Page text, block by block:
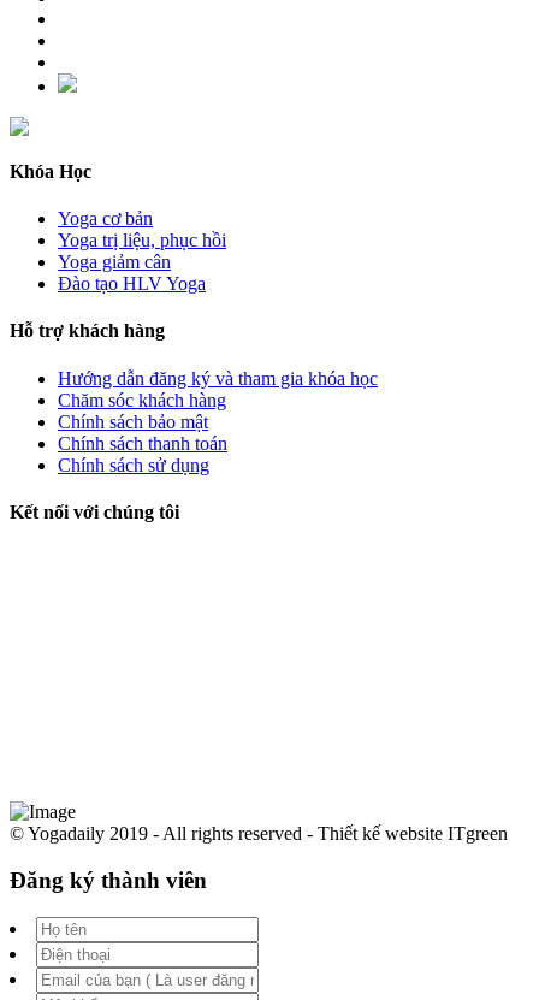
Khóa Học
Yoga cơ bản
Yoga trị liệu, phục hồi
Yoga giảm cân
Đào tạo HLV Yoga
Hỗ trợ khách hàng
Hướng dẫn đăng ký và tham gia khóa học
Chăm sóc khách hàng
Chính sách bảo mật
Chính sách thanh toán
Chính sách sử dụng
Kết nối với chúng tôi
© Yogadaily 2019 - All rights reserved - Thiết kế website ITgreen
Đăng ký thành viên